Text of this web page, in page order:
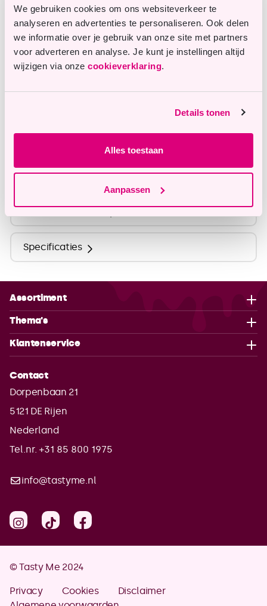
We gebruiken cookies om ons websiteverkeer te
analyseren en advertenties te personaliseren. Ook delen
we informatie over je gebruik van onze site met partners
voor adverteren en analyse. Je kunt je instellingen altijd
wijzigen via onze cookieverklaring.
Details tonen
Alles toestaan
Aanpassen
Vragen of opmerkingen?
Onze klantenservice staat je graag te woord en
helpt je graag verder.
Ingrediënten
Voedingswaarden
Specificaties
Assortiment
Thema's
Klantenservice
Contact
Dorpenbaan 21
5121 DE Rijen
Nederland
Tel.nr. +31 85 800 1975
info@tastyme.nl
© Tasty Me 2024
Privacy Cookies
Disclaimer